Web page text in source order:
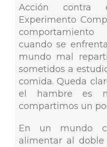
Acción contra
Experimento
cuando se
mundo mal
sometidos a
comida. Queda
el hambre es
compartimos un
En un mundo
alimentar al